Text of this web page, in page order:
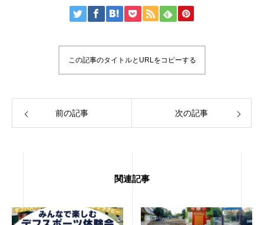
この記事のタイトルとURLをコピーする
前の記事 次の記事
関連記事